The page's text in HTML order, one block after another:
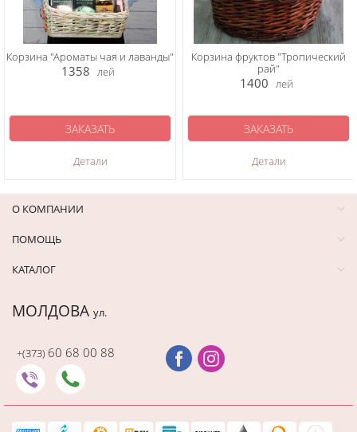
Корзина "Ароматы чая и лаванды"
1358 лей
Детали
ЗАКАЗАТЬ
Корзина фруктов "Тропический
рай"
1400 лей
Детали
ЗАКАЗАТЬ
О КОМПАНИИ
ПОМОЩЬ
КАТАЛОГ
МОЛДОВА ул.
+(373) 60 68 00 88